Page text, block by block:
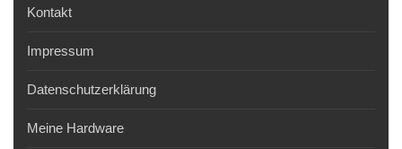
Kontakt
Impressum
Datenschutzerklärung
Meine Hardware